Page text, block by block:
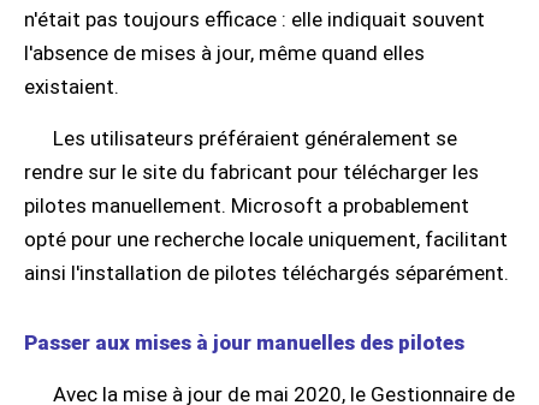
n'était pas toujours efficace : elle indiquait souvent
l'absence de mises à jour, même quand elles
existaient.
Les utilisateurs préféraient généralement se
rendre sur le site du fabricant pour télécharger les
pilotes manuellement. Microsoft a probablement
opté pour une recherche locale uniquement, facilitant
ainsi l'installation de pilotes téléchargés séparément.
Passer aux mises à jour manuelles des pilotes
Avec la mise à jour de mai 2020, le Gestionnaire de